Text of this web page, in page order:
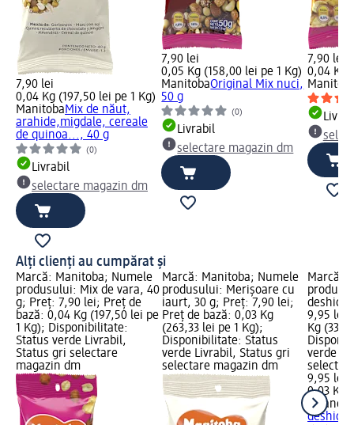
7,90 lei
0,04 Kg (197,50 lei pe 1 Kg)
ManitobaMix de năut,
arahide,migdale, cereale
de quinoa..., 40 g
(0)
Livrabil
selectare magazin dm
7,90 lei
0,05 Kg (158,00 lei pe 1 Kg)
ManitobaOriginal Mix nuci,
50 g
(0)
Livrabil
selectare magazin dm
7,90 lei
0,04 Kg
Alți clienți au cumpărat și
Marcă: Manitoba; Numele
produsului: Mix de vara, 40
g; Preț: 7,90 lei; Preț de
bază: 0,04 Kg (197,50 lei pe
1 Kg); Disponibilitate:
Status verde Livrabil,
Status gri selectare
magazin dm
Marcă: Manitoba; Numele
produsului: Merișoare cu
iaurt, 30 g; Preț: 7,90 lei;
Preț de bază: 0,03 Kg
(263,33 lei pe 1 Kg);
Disponibilitate: Status
verde Livrabil, Status gri
selectare magazin dm
Marcă:
9,95 lei;
Kg
verde
9,95 lei
0,03 Kg